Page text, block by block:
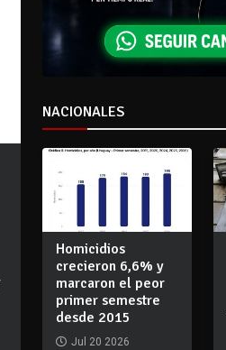
NACIONALES
Homicidios
crecieron 6,6% y
marcaron el peor
primer semestre
desde 2015
Jul 20 2026